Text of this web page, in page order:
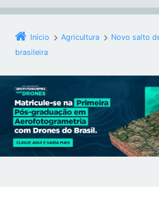
Início Agricultura
Novo salto
brasileira